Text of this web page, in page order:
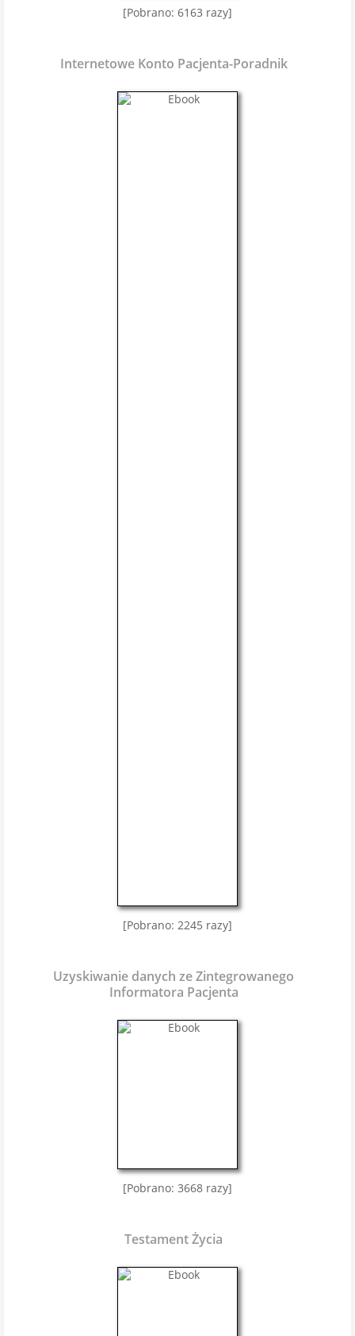
[Pobrano: 6163 razy]
Internetowe Konto Pacjenta-Poradnik
[Pobrano: 2245 razy]
Uzyskiwanie danych ze Zintegrowanego
Informatora Pacjenta
[Pobrano: 3668 razy]
Testament Życia